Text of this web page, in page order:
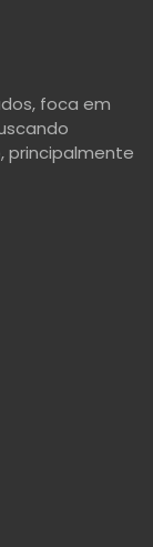
foca em
principalmente